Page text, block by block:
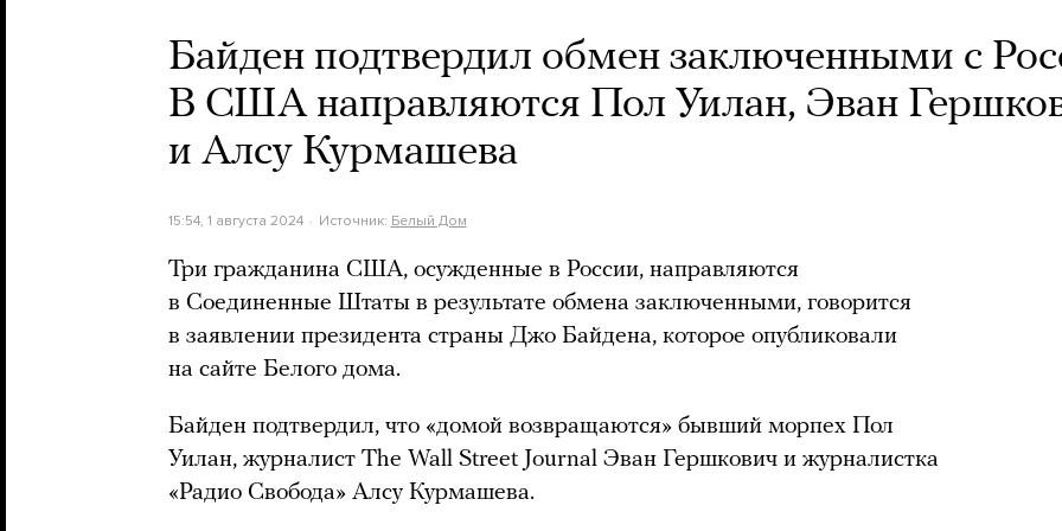
Байден подтвердил обмен заключенными с
В США направляются Пол Уилан, Эван
и Алсу Курмашева
15:54, 1 августа 2024 Источник: Белый Дом
Три гражданина США, осужденные в России, направляются
в Соединенные Штаты в результате обмена заключенными, говорится
в заявлении президента страны Джо Байдена, которое опубликовали
на сайте Белого дома.
Байден подтвердил, что «домой возвращаются» бывший морпех Пол
Уилан, журналист The Wall Street Journal Эван Гершкович и журналистка
«Радио Свобода» Алсу Курмашева.